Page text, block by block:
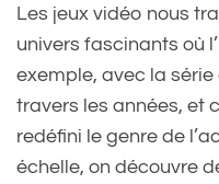
Les jeux vidéo nous
univers fascinants où
exemple, avec la série
travers les années, et
redéfini le genre de
échelle, on découvre